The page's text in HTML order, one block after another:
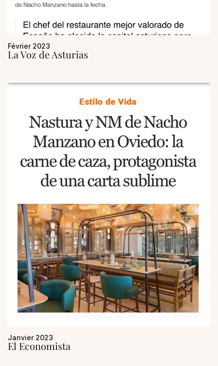
Février 2023
La Voz de Asturias
Janvier 2023
El Economista